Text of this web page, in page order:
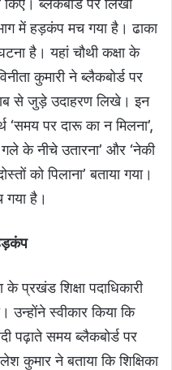
में हड़कंप मच गया है। ढाका
है। यहां चौथी कक्षा के
कुमारी ने ब्लैकबोर्ड पर
से जुड़े उदाहरण लिखे। इन
‘समय पर दारू का न मिलना’,
के नीचे उतारना’ और ‘नेकी
को पिलाना’ बताया गया।
गया है।
प्रखंड शिक्षा पदाधिकारी
स्वीकार किया कि
पढ़ाते समय ब्लैकबोर्ड पर
कुमार ने बताया कि शिक्षिका